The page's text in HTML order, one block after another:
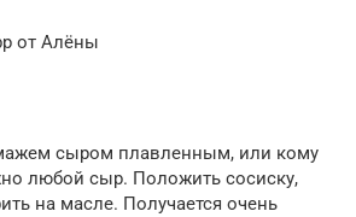
от Алёны
сыром плавленным, или кому
любой сыр. Положить сосиску,
на масле. Получается очень